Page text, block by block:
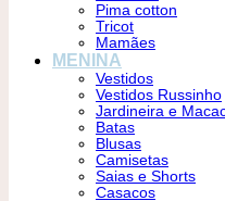
Pima cotton
Tricot
Mamães
MENINA
Vestidos
Vestidos Russinho
Jardineira e
Batas
Blusas
Camisetas
Saias e Shorts
Casacos